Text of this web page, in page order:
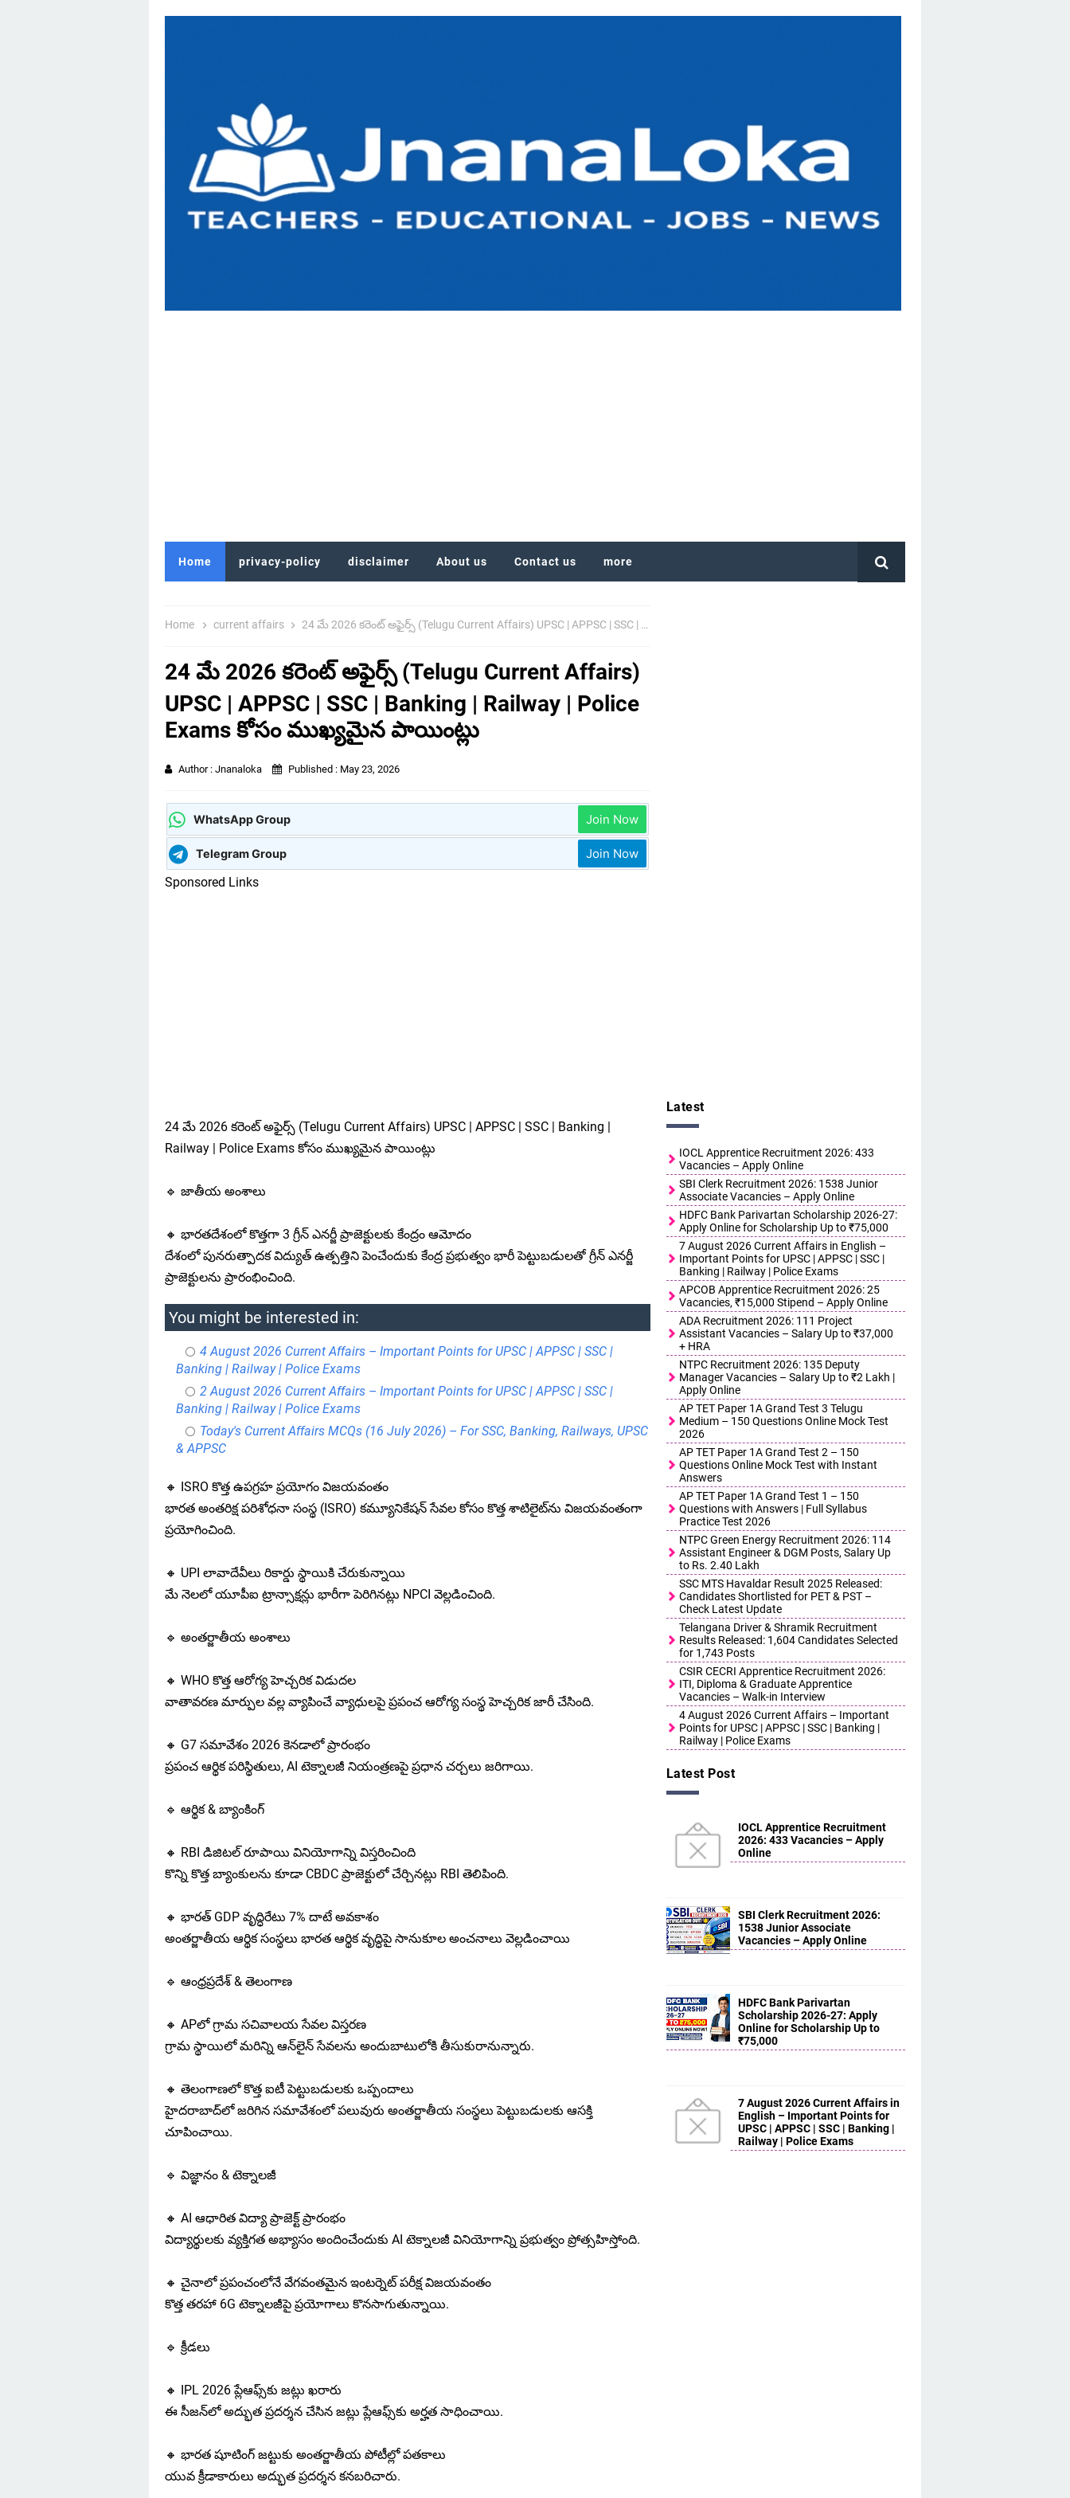
Home privacy-policy disclaimer About us Contact us more
Home current affairs 24 మే 2026 కరెంట్ అఫైర్స్ (Telugu Current Affairs) UPSC | APPSC | SSC | Banking | Railway | Police Exams కోసం ముఖ్యమైన పాయింట్లు
24 మే 2026 కరెంట్ అఫైర్స్ (Telugu Current Affairs)
UPSC | APPSC | SSC | Banking | Railway | Police
Exams కోసం ముఖ్యమైన పాయింట్లు
Author : Jnanaloka Published : May 23, 2026
WhatsApp Group Join Now
Telegram Group
Join Now
Sponsored Links
24 మే 2026 కరెంట్ అఫైర్స్ (Telugu Current Affairs) UPSC | APPSC | SSC | Banking |
Railway | Police Exams కోసం ముఖ్యమైన పాయింట్లు
🔹 జాతీయ అంశాలు
🔸 భారతదేశంలో కొత్తగా 3 గ్రీన్ ఎనర్జీ ప్రాజెక్టులకు కేంద్రం ఆమోదం
దేశంలో పునరుత్పాదక విద్యుత్ ఉత్పత్తిని పెంచేందుకు కేంద్ర ప్రభుత్వం భారీ పెట్టుబడులతో గ్రీన్ ఎనర్జీ
ప్రాజెక్టులను ప్రారంభించింది.
You might be interested in:
4 August 2026 Current Affairs – Important Points for UPSC | APPSC | SSC |
Banking | Railway | Police Exams
2 August 2026 Current Affairs – Important Points for UPSC | APPSC | SSC |
Banking | Railway | Police Exams
Today's Current Affairs MCQs (16 July 2026) – For SSC, Banking, Railways, UPSC
& APPSC
🔸 ISRO కొత్త ఉపగ్రహ ప్రయోగం విజయవంతం
భారత అంతరిక్ష పరిశోధనా సంస్థ (ISRO) కమ్యూనికేషన్ సేవల కోసం కొత్త శాటిలైట్‌ను విజయవంతంగా
ప్రయోగించింది.
🔸 UPI లావాదేవీలు రికార్డు స్థాయికి చేరుకున్నాయి
మే నెలలో యూపీఐ ట్రాన్సాక్షన్లు భారీగా పెరిగినట్లు NPCI వెల్లడించింది.
🔹 అంతర్జాతీయ అంశాలు
🔸 WHO కొత్త ఆరోగ్య హెచ్చరిక విడుదల
వాతావరణ మార్పుల వల్ల వ్యాపించే వ్యాధులపై ప్రపంచ ఆరోగ్య సంస్థ హెచ్చరిక జారీ చేసింది.
🔸 G7 సమావేశం 2026 కెనడాలో ప్రారంభం
ప్రపంచ ఆర్థిక పరిస్థితులు, AI టెక్నాలజీ నియంత్రణపై ప్రధాన చర్చలు జరిగాయి.
🔹 ఆర్థిక & బ్యాంకింగ్
🔸 RBI డిజిటల్ రూపాయి వినియోగాన్ని విస్తరించింది
కొన్ని కొత్త బ్యాంకులను కూడా CBDC ప్రాజెక్టులో చేర్చినట్లు RBI తెలిపింది.
🔸 భారత్ GDP వృద్ధిరేటు 7% దాటే అవకాశం
అంతర్జాతీయ ఆర్థిక సంస్థలు భారత ఆర్థిక వృద్ధిపై సానుకూల అంచనాలు వెల్లడించాయి
🔹 ఆంధ్రప్రదేశ్ & తెలంగాణ
🔸 APలో గ్రామ సచివాలయ సేవల విస్తరణ
గ్రామ స్థాయిలో మరిన్ని ఆన్‌లైన్ సేవలను అందుబాటులోకి తీసుకురానున్నారు.
🔸 తెలంగాణలో కొత్త ఐటీ పెట్టుబడులకు ఒప్పందాలు
హైదరాబాద్‌లో జరిగిన సమావేశంలో పలువురు అంతర్జాతీయ సంస్థలు పెట్టుబడులకు ఆసక్తి
చూపించాయి.
🔹 విజ్ఞానం & టెక్నాలజీ
🔸 AI ఆధారిత విద్యా ప్రాజెక్ట్ ప్రారంభం
విద్యార్థులకు వ్యక్తిగత అభ్యాసం అందించేందుకు AI టెక్నాలజీ వినియోగాన్ని ప్రభుత్వం ప్రోత్సహిస్తోంది.
🔸 చైనాలో ప్రపంచంలోనే వేగవంతమైన ఇంటర్నెట్ పరీక్ష విజయవంతం
కొత్త తరహా 6G టెక్నాలజీపై ప్రయోగాలు కొనసాగుతున్నాయి.
🔹 క్రీడలు
🔸 IPL 2026 ప్లేఆఫ్స్‌కు జట్లు ఖరారు
ఈ సీజన్‌లో అద్భుత ప్రదర్శన చేసిన జట్లు ప్లేఆఫ్స్‌కు అర్హత సాధించాయి.
🔸 భారత షూటింగ్ జట్టుకు అంతర్జాతీయ పోటీల్లో పతకాలు
యువ క్రీడాకారులు అద్భుత ప్రదర్శన కనబరిచారు.
Latest
IOCL Apprentice Recruitment 2026: 433
Vacancies – Apply Online
SBI Clerk Recruitment 2026: 1538 Junior
Associate Vacancies – Apply Online
HDFC Bank Parivartan Scholarship 2026-27:
Apply Online for Scholarship Up to ₹75,000
7 August 2026 Current Affairs in English –
Important Points for UPSC | APPSC | SSC |
Banking | Railway | Police Exams
APCOB Apprentice Recruitment 2026: 25
Vacancies, ₹15,000 Stipend – Apply Online
ADA Recruitment 2026: 111 Project
Assistant Vacancies – Salary Up to ₹37,000
+ HRA
NTPC Recruitment 2026: 135 Deputy
Manager Vacancies – Salary Up to ₹2 Lakh |
Apply Online
AP TET Paper 1A Grand Test 3 Telugu
Medium – 150 Questions Online Mock Test
2026
AP TET Paper 1A Grand Test 2 – 150
Questions Online Mock Test with Instant
Answers
AP TET Paper 1A Grand Test 1 – 150
Questions with Answers | Full Syllabus
Practice Test 2026
NTPC Green Energy Recruitment 2026: 114
Assistant Engineer & DGM Posts, Salary Up
to Rs. 2.40 Lakh
SSC MTS Havaldar Result 2025 Released:
Candidates Shortlisted for PET & PST –
Check Latest Update
Telangana Driver & Shramik Recruitment
Results Released: 1,604 Candidates Selected
for 1,743 Posts
CSIR CECRI Apprentice Recruitment 2026:
ITI, Diploma & Graduate Apprentice
Vacancies – Walk-in Interview
4 August 2026 Current Affairs – Important
Points for UPSC | APPSC | SSC | Banking |
Railway | Police Exams
Latest Post
IOCL Apprentice Recruitment
2026: 433 Vacancies – Apply
Online
SBI Clerk Recruitment 2026:
1538 Junior Associate
Vacancies – Apply Online
HDFC Bank Parivartan
Scholarship 2026-27: Apply
Online for Scholarship Up to
₹75,000
7 August 2026 Current Affairs in
English – Important Points for
UPSC | APPSC | SSC | Banking |
Railway | Police Exams